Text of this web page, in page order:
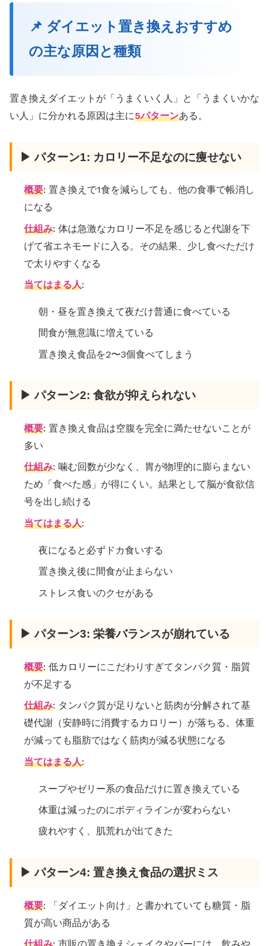
📌 ダイエット置き換えおすすめ
の主な原因と種類
置き換えダイエットが「うまくいく人」と「うまくいかな
い人」に分かれる原因は主に5パターンある。
▶ パターン1: カロリー不足なのに痩せない
概要: 置き換えで1食を減らしても、他の食事で帳消し
になる
仕組み: 体は急激なカロリー不足を感じると代謝を下
げて省エネモードに入る。その結果、少し食べただけ
で太りやすくなる
当てはまる人:
朝・昼を置き換えて夜だけ普通に食べている
間食が無意識に増えている
置き換え食品を2〜3個食べてしまう
▶ パターン2: 食欲が抑えられない
概要: 置き換え食品は空腹を完全に満たせないことが
多い
仕組み: 噛む回数が少なく、胃が物理的に膨らまない
ため「食べた感」が得にくい。結果として脳が食欲信
号を出し続ける
当てはまる人:
夜になると必ずドカ食いする
置き換え後に間食が止まらない
ストレス食いのクセがある
▶ パターン3: 栄養バランスが崩れている
概要: 低カロリーにこだわりすぎてタンパク質・脂質
が不足する
仕組み: タンパク質が足りないと筋肉が分解されて基
礎代謝（安静時に消費するカロリー）が落ちる。体重
が減っても脂肪ではなく筋肉が減る状態になる
当てはまる人:
スープやゼリー系の食品だけに置き換えている
体重は減ったのにボディラインが変わらない
疲れやすく、肌荒れが出てきた
▶ パターン4: 置き換え食品の選択ミス
概要: 「ダイエット向け」と書かれていても糖質・脂
質が高い商品がある